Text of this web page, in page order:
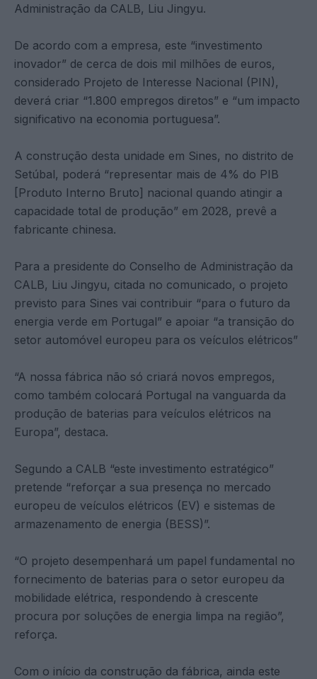
Administração da CALB, Liu Jingyu.
De acordo com a empresa, este “investimento
inovador” de cerca de dois mil milhões de euros,
considerado Projeto de Interesse Nacional (PIN),
deverá criar “1.800 empregos diretos” e “um impacto
significativo na economia portuguesa”.
A construção desta unidade em Sines, no distrito de
Setúbal, poderá “representar mais de 4% do PIB
[Produto Interno Bruto] nacional quando atingir a
capacidade total de produção” em 2028, prevê a
fabricante chinesa.
Para a presidente do Conselho de Administração da
CALB, Liu Jingyu, citada no comunicado, o projeto
previsto para Sines vai contribuir “para o futuro da
energia verde em Portugal” e apoiar “a transição do
setor automóvel europeu para os veículos elétricos”
“A nossa fábrica não só criará novos empregos,
como também colocará Portugal na vanguarda da
produção de baterias para veículos elétricos na
Europa”, destaca.
Segundo a CALB “este investimento estratégico”
pretende “reforçar a sua presença no mercado
europeu de veículos elétricos (EV) e sistemas de
armazenamento de energia (BESS)”.
“O projeto desempenhará um papel fundamental no
fornecimento de baterias para o setor europeu da
mobilidade elétrica, respondendo à crescente
procura por soluções de energia limpa na região”,
reforça.
Com o início da construção da fábrica, ainda este